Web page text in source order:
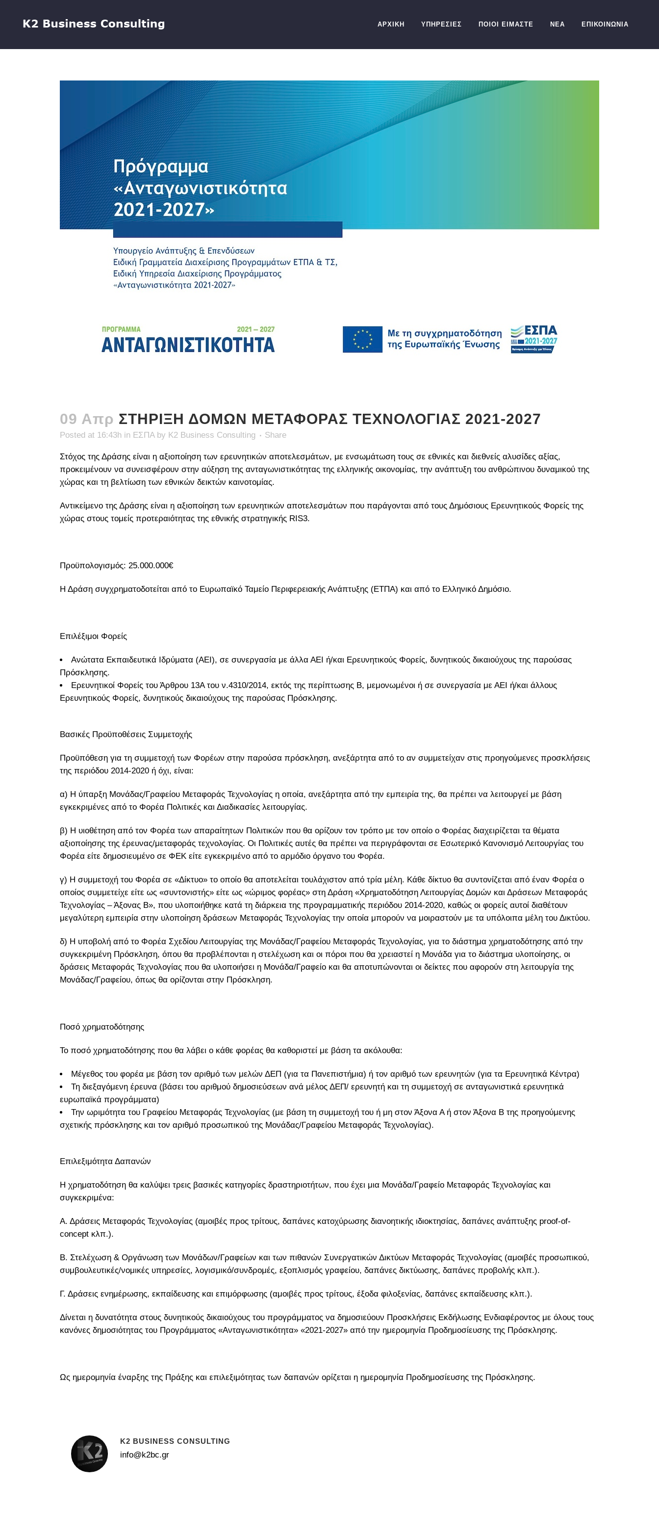
ΑΡΧΙΚΗ ΥΠΗΡΕΣΙΕΣ ΠΟΙΟΙ ΕΙΜΑΣΤΕ ΝΕΑ ΕΠΙΚΟΙΝΩΝΙΑ
09 Απρ ΣΤΗΡΙΞΗ ΔΟΜΩΝ ΜΕΤΑΦΟΡΑΣ ΤΕΧΝΟΛΟΓΙΑΣ 2021-2027
Posted at 16:43h in ΕΣΠΑ by K2 Business Consulting Share
Στόχος της Δράσης είναι η αξιοποίηση των ερευνητικών αποτελεσμάτων, με ενσωμάτωση τους σε εθνικές και διεθνείς αλυσίδες αξίας,
προκειμένουν να συνεισφέρουν στην αύξηση της ανταγωνιστικότητας της ελληνικής οικονομίας, την ανάπτυξη του ανθρώπινου δυναμικού της
χώρας και τη βελτίωση των εθνικών δεικτών καινοτομίας.
Αντικείμενο της Δράσης είναι η αξιοποίηση των ερευνητικών αποτελεσμάτων που παράγονται από τους Δημόσιους Ερευνητικούς Φορείς της
χώρας στους τομείς προτεραιότητας της εθνικής στρατηγικής RIS3.
Προϋπολογισμός: 25.000.000€
Η Δράση συγχρηματοδοτείται από το Ευρωπαϊκό Ταμείο Περιφερειακής Ανάπτυξης (ΕΤΠΑ) και από το Ελληνικό Δημόσιο.
Επιλέξιμοι Φορείς
Ανώτατα Εκπαιδευτικά Ιδρύματα (ΑΕΙ), σε συνεργασία με άλλα ΑΕΙ ή/και Ερευνητικούς Φορείς, δυνητικούς δικαιούχους της παρούσας
Πρόσκλησης.
Ερευνητικοί Φορείς του Άρθρου 13Α του ν.4310/2014, εκτός της περίπτωσης Β, μεμονωμένοι ή σε συνεργασία με ΑΕΙ ή/και άλλους
Ερευνητικούς Φορείς, δυνητικούς δικαιούχους της παρούσας Πρόσκλησης.
Βασικές Προϋποθέσεις Συμμετοχής
Προϋπόθεση για τη συμμετοχή των Φορέων στην παρούσα πρόσκληση, ανεξάρτητα από το αν συμμετείχαν στις προηγούμενες προσκλήσεις
της περιόδου 2014-2020 ή όχι, είναι:
α) Η ύπαρξη Μονάδας/Γραφείου Μεταφοράς Τεχνολογίας η οποία, ανεξάρτητα από την εμπειρία της, θα πρέπει να λειτουργεί με βάση
εγκεκριμένες από το Φορέα Πολιτικές και Διαδικασίες λειτουργίας.
β) Η υιοθέτηση από τον Φορέα των απαραίτητων Πολιτικών που θα ορίζουν τον τρόπο με τον οποίο ο Φορέας διαχειρίζεται τα θέματα
αξιοποίησης της έρευνας/μεταφοράς τεχνολογίας. Οι Πολιτικές αυτές θα πρέπει να περιγράφονται σε Εσωτερικό Κανονισμό Λειτουργίας του
Φορέα είτε δημοσιευμένο σε ΦΕΚ είτε εγκεκριμένο από το αρμόδιο όργανο του Φορέα.
γ) Η συμμετοχή του Φορέα σε «Δίκτυο» το οποίο θα αποτελείται τουλάχιστον από τρία μέλη. Κάθε δίκτυο θα συντονίζεται από έναν Φορέα ο
οποίος συμμετείχε είτε ως «συντονιστής» είτε ως «ώριμος φορέας» στη Δράση «Χρηματοδότηση Λειτουργίας Δομών και Δράσεων Μεταφοράς
Τεχνολογίας – Άξονας Β», που υλοποιήθηκε κατά τη διάρκεια της προγραμματικής περιόδου 2014-2020, καθώς οι φορείς αυτοί διαθέτουν
μεγαλύτερη εμπειρία στην υλοποίηση δράσεων Μεταφοράς Τεχνολογίας την οποία μπορούν να μοιραστούν με τα υπόλοιπα μέλη του Δικτύου.
δ) Η υποβολή από το Φορέα Σχεδίου Λειτουργίας της Μονάδας/Γραφείου Μεταφοράς Τεχνολογίας, για το διάστημα χρηματοδότησης από την
συγκεκριμένη Πρόσκληση, όπου θα προβλέπονται η στελέχωση και οι πόροι που θα χρειαστεί η Μονάδα για το διάστημα υλοποίησης, οι
δράσεις Μεταφοράς Τεχνολογίας που θα υλοποιήσει η Μονάδα/Γραφείο και θα αποτυπώνονται οι δείκτες που αφορούν στη λειτουργία της
Μονάδας/Γραφείου, όπως θα ορίζονται στην Πρόσκληση.
Ποσό χρηματοδότησης
Το ποσό χρηματοδότησης που θα λάβει ο κάθε φορέας θα καθοριστεί με βάση τα ακόλουθα:
Μέγεθος του φορέα με βάση τον αριθμό των μελών ΔΕΠ (για τα Πανεπιστήμια) ή τον αριθμό των ερευνητών (για τα Ερευνητικά Κέντρα)
Τη διεξαγόμενη έρευνα (βάσει του αριθμού δημοσιεύσεων ανά μέλος ΔΕΠ/ ερευνητή και τη συμμετοχή σε ανταγωνιστικά ερευνητικά
ευρωπαϊκά προγράμματα)
Την ωριμότητα του Γραφείου Μεταφοράς Τεχνολογίας (με βάση τη συμμετοχή του ή μη στον Άξονα Α ή στον Άξονα Β της προηγούμενης
σχετικής πρόσκλησης και τον αριθμό προσωπικού της Μονάδας/Γραφείου Μεταφοράς Τεχνολογίας).
Επιλεξιμότητα Δαπανών
Η χρηματοδότηση θα καλύψει τρεις βασικές κατηγορίες δραστηριοτήτων, που έχει μια Μονάδα/Γραφείο Μεταφοράς Τεχνολογίας και
συγκεκριμένα:
Α. Δράσεις Μεταφοράς Τεχνολογίας (αμοιβές προς τρίτους, δαπάνες κατοχύρωσης διανοητικής ιδιοκτησίας, δαπάνες ανάπτυξης proof-of-
concept κλπ.).
Β. Στελέχωση & Οργάνωση των Μονάδων/Γραφείων και των πιθανών Συνεργατικών Δικτύων Μεταφοράς Τεχνολογίας (αμοιβές προσωπικού,
συμβουλευτικές/νομικές υπηρεσίες, λογισμικό/συνδρομές, εξοπλισμός γραφείου, δαπάνες δικτύωσης, δαπάνες προβολής κλπ.).
Γ. Δράσεις ενημέρωσης, εκπαίδευσης και επιμόρφωσης (αμοιβές προς τρίτους, έξοδα φιλοξενίας, δαπάνες εκπαίδευσης κλπ.).
Δίνεται η δυνατότητα στους δυνητικούς δικαιούχους του προγράμματος να δημοσιεύουν Προσκλήσεις Εκδήλωσης Ενδιαφέροντος με όλους τους
κανόνες δημοσιότητας του Προγράμματος «Ανταγωνιστικότητα» «2021-2027» από την ημερομηνία Προδημοσίευσης της Πρόσκλησης.
Ως ημερομηνία έναρξης της Πράξης και επιλεξιμότητας των δαπανών ορίζεται η ημερομηνία Προδημοσίευσης της Πρόσκλησης.
K2 BUSINESS CONSULTING
info@k2bc.gr